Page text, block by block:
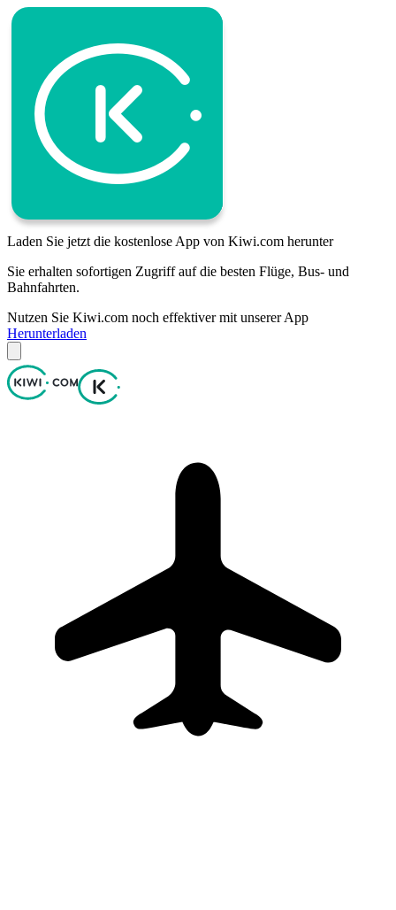
Laden Sie jetzt die kostenlose App von Kiwi.com herunter
Sie erhalten sofortigen Zugriff auf die besten Flüge, Bus- und
Bahnfahrten.
Nutzen Sie Kiwi.com noch effektiver mit unserer App
Herunterladen